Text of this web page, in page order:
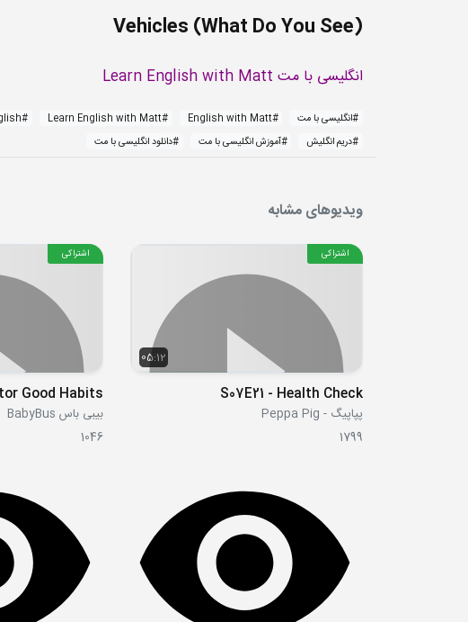
Vehicles (What Do You See)
انگلیسی با مت Learn English with Matt
#انگلیسی با مت #
English with Matt
#
Learn English with Matt
#
#دریم انگلیش #آموزش انگلیسی با مت #دانلود انگلیسی با مت
ویدیوهای مشابه
05:12
اشتراکی
S07E21 - Health Check
پپاپیگ - Peppa Pig
1799
اشتراکی
بیبی باس BabyBus
1046